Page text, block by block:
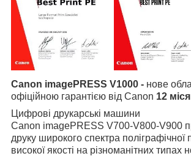
Canon imagePRESS V1000 - нове
офіційною гарантією від Canon 12
Цифрові друкарські машини
Canon imagePRESS V700-V800-V900
друку широкого спектра поліграфічної
високої якості на різноманітних типах